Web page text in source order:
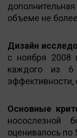
объеме не
Дизайн
с ноября 2008
каждого из 6
эффективности,
Основные
носослезной
оценивалось